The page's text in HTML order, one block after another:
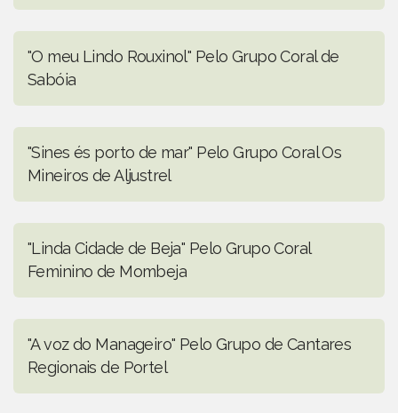
"O meu Lindo Rouxinol" Pelo Grupo Coral de
Sabóia
"Sines és porto de mar" Pelo Grupo Coral Os
Mineiros de Aljustrel
"Linda Cidade de Beja" Pelo Grupo Coral
Feminino de Mombeja
"A voz do Manageiro" Pelo Grupo de Cantares
Regionais de Portel